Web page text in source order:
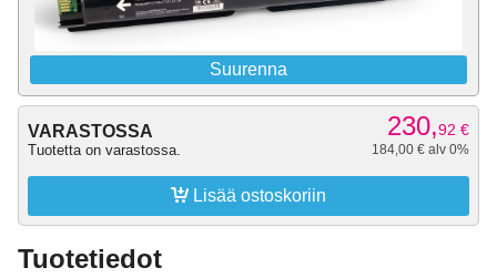
Suurenna
VARASTOSSA
Tuotetta on varastossa.
230,92 €
184,00 € alv 0%
 Lisää ostoskoriin
Tuotetiedot